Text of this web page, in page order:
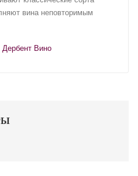
вина неповторимым
Дербент Вино